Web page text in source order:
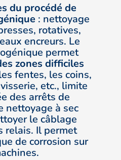
du procédé de
: nettoyage
rotatives,
encreurs. Le
permet
zones difficiles
fentes, les coins,
etc., limite
des arrêts de
nettoyage à sec
le câblage
relais. Il permet
de corrosion sur